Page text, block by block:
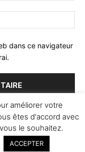
dans ce navigateur
TagDiv
améliorer votre
êtes d'accord avec
le souhaitez.
ACCEPTER